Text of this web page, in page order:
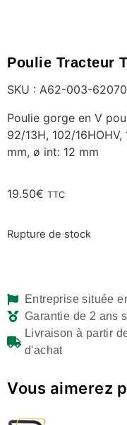
Poulie Tracteur
SKU : A62-003-
Poulie gorge en V
92/13H, 102/
mm, ø int: 12 mm
19.50€ TTC
Rupture de stock
Entreprise située
Garantie de 2 ans
Livraison à partir
d'achat
Vous aimerez